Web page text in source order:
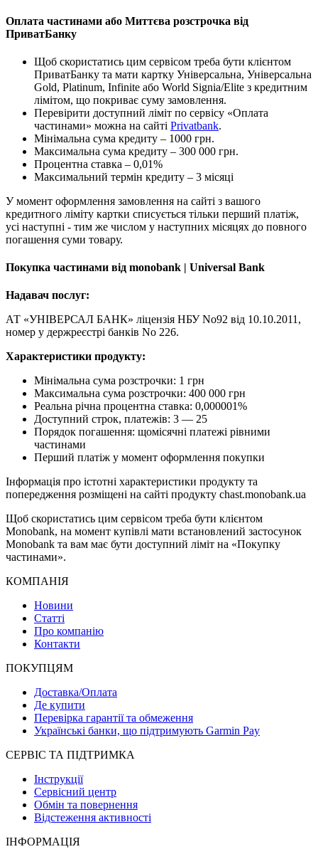
Оплата частинами або Миттєва розстрочка від
ПриватБанку
Щоб скористатись цим сервісом треба бути клієнтом
ПриватБанку та мати картку Універсальна, Універсальна
Gold, Platinum, Infinite або World Signia/Elite з кредитним
лімітом, що покриває суму замовлення.
Перевірити доступний ліміт по сервісу «Оплата
частинами» можна на сайті Privatbank.
Мінімальна сума кредиту – 1000 грн.
Максимальна сума кредиту – 300 000 грн.
Процентна ставка – 0,01%
Максимальний термін кредиту – 3 місяці
У момент оформлення замовлення на сайті з вашого
кредитного ліміту картки списується тільки перший платіж,
усі наступні - тим же числом у наступних місяцях до повного
погашення суми товару.
Покупка частинами від monobank | Universal Bank
Надавач послуг:
АТ «УНІВЕРСАЛ БАНК» ліцензія НБУ No92 від 10.10.2011,
номер у держреєстрі банків No 226.
Характеристики продукту:
Мінімальна сума розстрочки: 1 грн
Максимальна сума розстрочки: 400 000 грн
Реальна річна процентна ставка: 0,000001%
Доступний строк, платежів: 3 — 25
Порядок погашення: щомісячні платежі рівними
частинами
Перший платіж у момент оформлення покупки
Інформація про істотні характеристики продукту та
попередження розміщені на сайті продукту chast.monobank.ua
Щоб скористатись цим сервісом треба бути клієнтом
Monobank, на момент купівлі мати встановлений застосунок
Monobank та вам має бути доступний ліміт на «Покупку
частинами».
КОМПАНІЯ
Новини
Статті
Про компанію
Контакти
ПОКУПЦЯМ
Доставка/Оплата
Де купити
Перевірка гарантії та обмеження
Українські банки, що підтримують Garmin Pay
СЕРВІС ТА ПІДТРИМКА
Інструкції
Сервісний центр
Обмін та повернення
Відстеження активності
ІНФОРМАЦІЯ